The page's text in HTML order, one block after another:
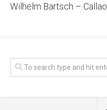
Wilhelm Bartsch – Callao